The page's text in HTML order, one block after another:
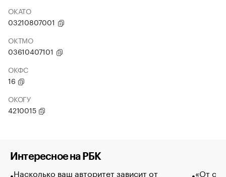
ОКАТО
03210807001
ОКТМО
03610407101
ОКФС
16
ОКОГУ
4210015
Интересное на РБК
Насколько ваш авторитет зависит от
«От